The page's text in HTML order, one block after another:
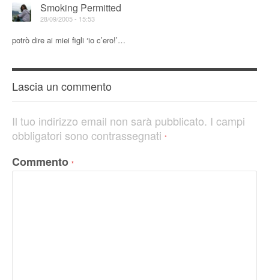
Smoking Permitted
28/09/2005 - 15:53
potrò dire ai miei figli ‘io c’ero!’…
Lascia un commento
Il tuo indirizzo email non sarà pubblicato. I campi
obbligatori sono contrassegnati *
Commento *